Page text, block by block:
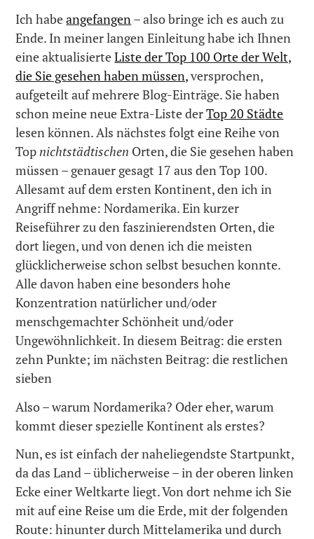
Ich habeangefangen– also bringe ich es auch zu
Ende. In meiner langen Einleitung habe ich Ihnen
eine aktualisierteListe der Top 100 Orte der Welt,
die Sie gesehen haben müssen,versprochen,
aufgeteilt auf mehrere Blog-Einträge. Sie haben
schon meine neue Extra-Liste derTop 20 Städte
lesen können. Als nächstes folgt eine Reihe von
Topnichtstädtischen Orten, die Sie gesehen haben
müssen – genauer gesagt 17 aus den Top 100.
Allesamt auf dem ersten Kontinent, den ich in
Angriff nehme: Nordamerika. Ein kurzer
Reiseführer zu den faszinierendsten Orten, die
dort liegen, und von denen ich die meisten
glücklicherweise schon selbst besuchen konnte.
Alle davon haben eine besonders hohe
Konzentration natürlicher und/oder
menschgemachter Schönheit und/oder
Ungewöhnlichkeit. In diesem Beitrag: die ersten
zehn Punkte; im nächsten Beitrag: die restlichen
sieben
Also – warum Nordamerika? Oder eher, warum
kommt dieser spezielle Kontinent als erstes?
Nun, es ist einfach der naheliegendste Startpunkt,
da das Land – üblicherweise – in der oberen linken
Ecke einer Weltkarte liegt. Von dort nehme ich Sie
mit auf eine Reise um die Erde, mit der folgenden
Route: hinunter durch Mittelamerika und durch